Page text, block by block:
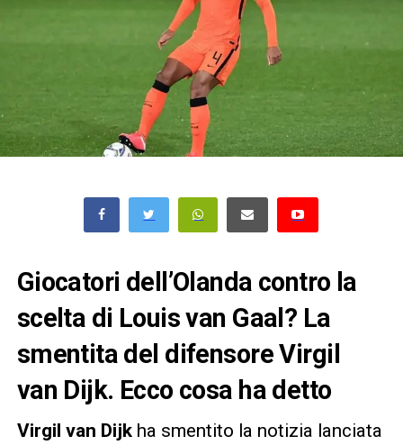
Giocatori dell’Olanda contro la
scelta di Louis van Gaal? La
smentita del difensore Virgil
van Dijk. Ecco cosa ha detto
Virgil van Dijkha smentito la notizia lanciata